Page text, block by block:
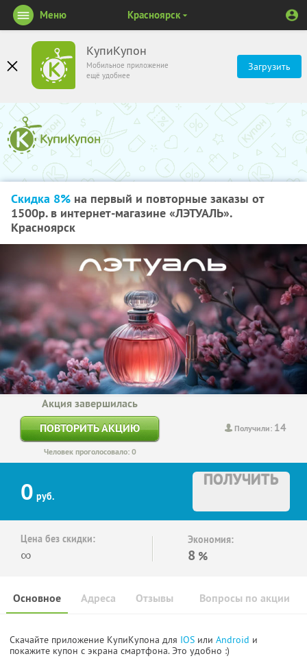
КупиКупон
Мобильное приложение
ещё удобнее
Загрузить
Меню Красноярск
Скидка 8% на первый и повторные заказы от
1500р. в интернет-магазине «ЛЭТУАЛЬ».
Красноярск
Получили: 14
Акция завершилась
ПОВТОРИТЬ АКЦИЮ
Человек проголосовало: 0
0 руб.
ПОЛУЧИТЬ
Цена без скидки:
∞
Экономия:
8 %
Основное Отзывы Вопросы по акции
Адреса
Скачайте приложение КупиКупона для IOS или Android и
покажите купон с экрана смартфона. Это удобно :)